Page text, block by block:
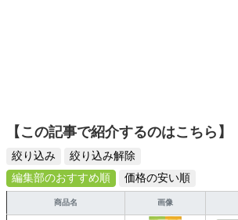
【この記事で紹介するのはこちら】
絞り込み
絞り込み解除
編集部のおすすめ順
価格の安い順
商品名 画像